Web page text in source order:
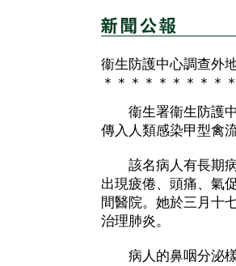
衞生防護中心調查外
＊＊＊＊＊＊＊＊＊
衞生署衞生防護中
傳入人類感染甲型禽
該名病人有長期病
出現疲倦、頭痛、氣
間醫院。她於三月十
治理肺炎。
病人的鼻咽分泌樣